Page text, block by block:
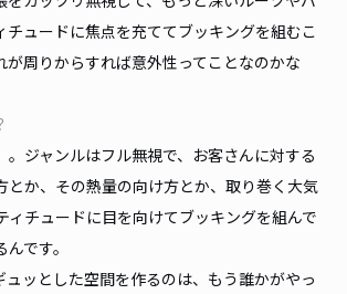
チュードに焦点を充ててブッキングを組むこ
が周りからすれば意外性ってことなのかな
。ジャンルはフル無視で、お客さんに対する
とか、その熱量の向け方とか、取り巻く大気
ィチュードに目を向けてブッキングを組んで
です。
ュッとした空間を作るのは、もう誰かがやっ